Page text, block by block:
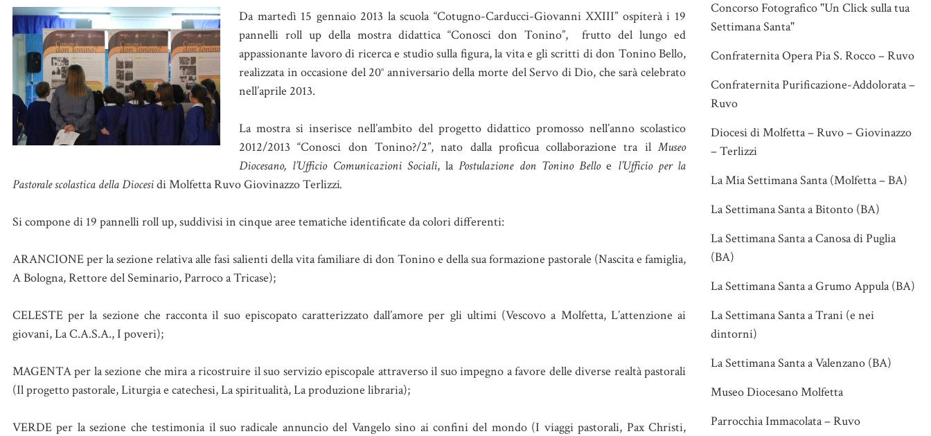
Da martedì 15 gennaio 2013 la scuola “Cotugno-Carducci-Giovanni XXIII” ospiterà i 19
pannelli roll up della mostra didattica “Conosci don Tonino”, frutto del lungo ed
appassionante lavoro di ricerca e studio sulla figura, la vita e gli scritti di don Tonino Bello,
realizzata in occasione del 20° anniversario della morte del Servo di Dio, che sarà celebrato
nell’aprile 2013.
La mostra si inserisce nell’ambito del progetto didattico promosso nell’anno scolastico
2012/2013 “Conosci don Tonino?/2”, nato dalla proficua collaborazione tra ilMuseo
Diocesano, l’Ufficio Comunicazioni Sociali, laPostulazione don Tonino Belloe l’Ufficio per la
Pastorale scolastica della Diocesidi Molfetta Ruvo Giovinazzo Terlizzi.
Si compone di 19 pannelli roll up, suddivisi in cinque aree tematiche identificate da colori differenti:
ARANCIONE per la sezione relativa alle fasi salienti della vita familiare di don Tonino e della sua formazione pastorale (Nascita e famiglia,
A Bologna, Rettore del Seminario, Parroco a Tricase);
CELESTE per la sezione che racconta il suo episcopato caratterizzato dall’amore per gli ultimi (Vescovo a Molfetta, L’attenzione ai
giovani, La C.A.S.A., I poveri);
MAGENTA per la sezione che mira a ricostruire il suo servizio episcopale attraverso il suo impegno a favore delle diverse realtà pastorali
(Il progetto pastorale, Liturgia e catechesi, La spiritualità, La produzione libraria);
VERDE per la sezione che testimonia il suo radicale annuncio del Vangelo sino ai confini del mondo (I viaggi pastorali, Pax Christi,
Concorso Fotografico "Un Click sulla tua
Settimana Santa"
Confraternita Opera Pia S. Rocco – Ruvo
Confraternita Purificazione-Addolorata –
Ruvo
Diocesi di Molfetta – Ruvo – Giovinazzo
– Terlizzi
La Mia Settimana Santa (Molfetta – BA)
La Settimana Santa a Bitonto (BA)
La Settimana Santa a Canosa di Puglia
(BA)
La Settimana Santa a Grumo Appula (BA)
La Settimana Santa a Trani (e nei
dintorni)
La Settimana Santa a Valenzano (BA)
Museo Diocesano Molfetta
Parrocchia Immacolata – Ruvo